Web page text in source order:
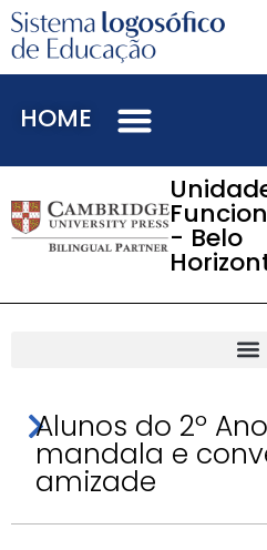
HOME
- Belo
Alunos do 2º
mandala e
amizade